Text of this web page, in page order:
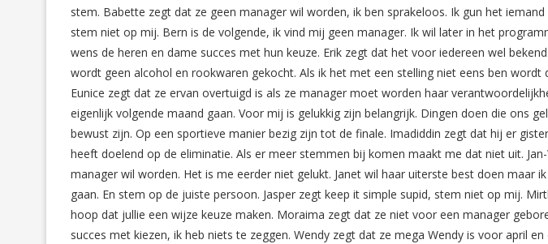
stem. Babette zegt dat ze geen manager wil worden, ik ben sprakeloos. Ik gun het
stem niet op mij. Bern is de volgende, ik vind mij geen manager. Ik wil later in het
wens de heren en dame succes met hun keuze. Erik zegt dat het voor iedereen wel
wordt geen alcohol en rookwaren gekocht. Als ik het met een stelling niet eens ben wordt
Eunice zegt dat ze ervan overtuigd is als ze manager moet worden haar
eigenlijk volgende maand gaan. Voor mij is gelukkig zijn belangrijk. Dingen doen die ons
bewust zijn. Op een sportieve manier bezig zijn tot de finale. Imadiddin zegt dat hij er
heeft doelend op de eliminatie. Als er meer stemmen bij komen maakt me dat niet uit.
manager wil worden. Het is me eerder niet gelukt. Janet wil haar uiterste best doen maar
gaan. En stem op de juiste persoon. Jasper zegt keep it simple supid, stem niet op mij.
hoop dat jullie een wijze keuze maken. Moraima zegt dat ze niet voor een manager
succes met kiezen, ik heb niets te zeggen. Wendy zegt dat ze mega Wendy is voor april